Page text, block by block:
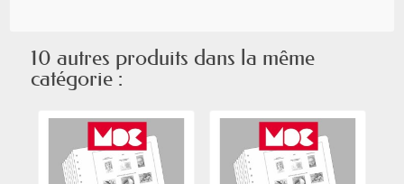
10 autres produits dans la même
catégorie :